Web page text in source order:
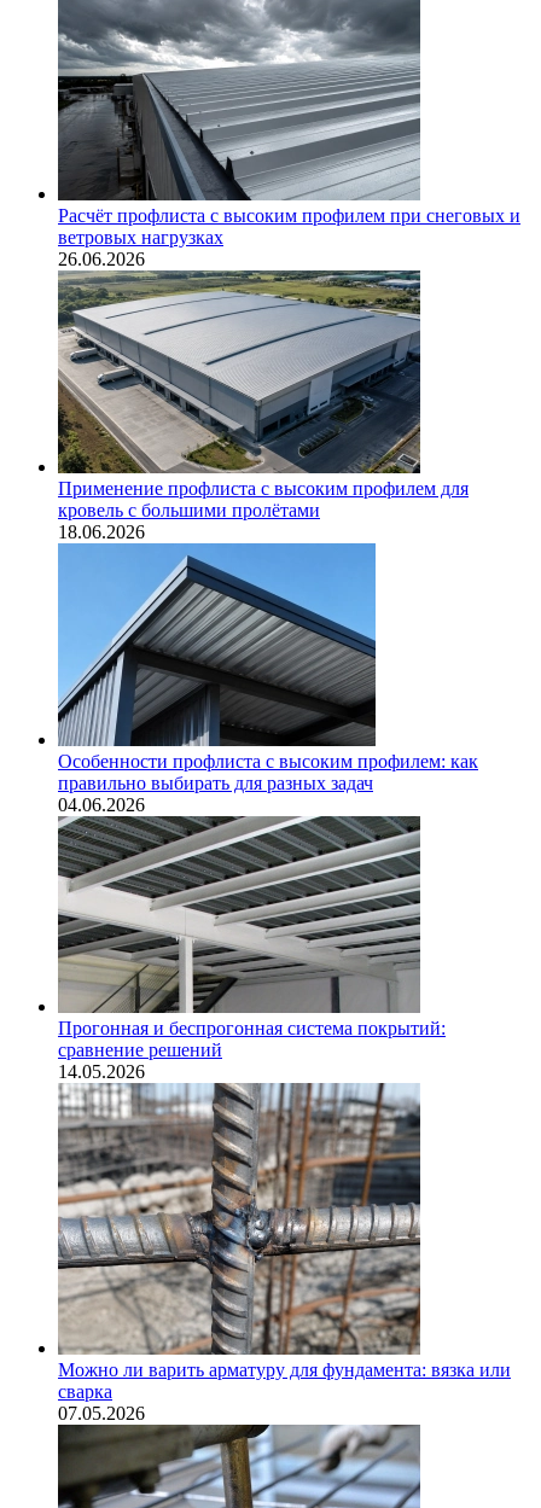
Расчёт профлиста с высоким профилем при снеговых и
ветровых нагрузках
26.06.2026
Применение профлиста с высоким профилем для
кровель с большими пролётами
18.06.2026
Особенности профлиста с высоким профилем: как
правильно выбирать для разных задач
04.06.2026
Прогонная и беспрогонная система покрытий:
сравнение решений
14.05.2026
Можно ли варить арматуру для фундамента: вязка или
сварка
07.05.2026